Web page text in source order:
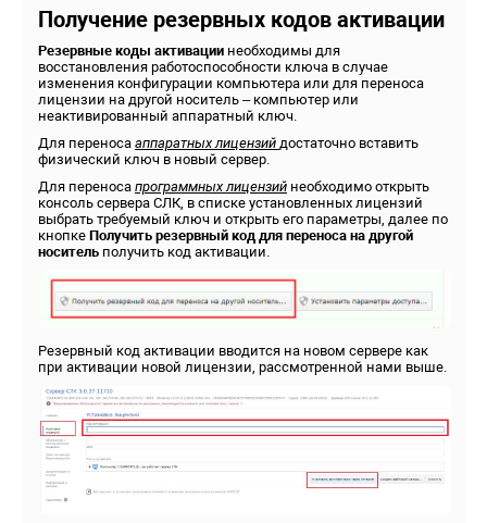
Получение резервных кодов активации
Резервные коды активации необходимы для
восстановления работоспособности ключа в случае
изменения конфигурации компьютера или для переноса
лицензии на другой носитель – компьютер или
неактивированный аппаратный ключ.
Для переноса аппаратных лицензий достаточно вставить
физический ключ в новый сервер.
Для переноса программных лицензий необходимо открыть
консоль сервера СЛК, в списке установленных лицензий
выбрать требуемый ключ и открыть его параметры, далее по
кнопке Получить резервный код для переноса на другой
носитель получить код активации.
Резервный код активации вводится на новом сервере как
при активации новой лицензии, рассмотренной нами выше.